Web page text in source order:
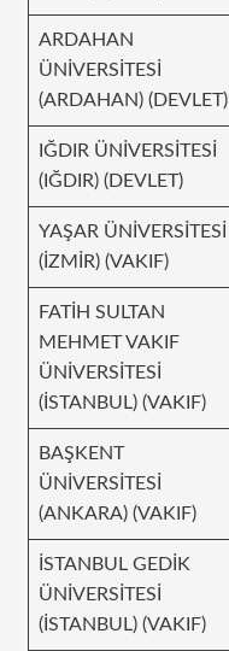
ARDAHAN
ÜNİVERSİTESİ
(ARDAHAN) (DEVLET)
IĞDIR ÜNİVERSİTESİ
(IĞDIR) (DEVLET)
YAŞAR ÜNİVERSİTESİ
(İZMİR) (VAKIF)
FATİH SULTAN
MEHMET VAKIF
ÜNİVERSİTESİ
(İSTANBUL) (VAKIF)
BAŞKENT
ÜNİVERSİTESİ
(ANKARA) (VAKIF)
İSTANBUL GEDİK
ÜNİVERSİTESİ
(İSTANBUL) (VAKIF)